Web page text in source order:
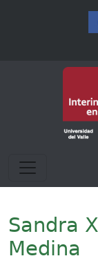
Menú de
Sandra
Medina